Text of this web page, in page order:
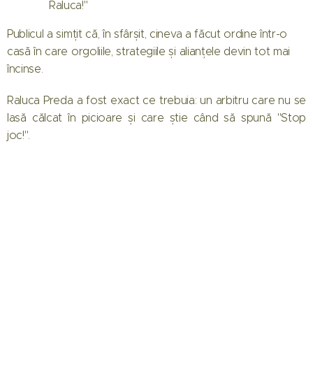
Raluca!"
Publicul a simțit că, în sfârșit, cineva a făcut ordine într-o
casă în care orgoliile, strategiile și alianțele devin tot mai
încinse.
Raluca Preda a fost exact ce trebuia: un arbitru care nu se
lasă călcat în picioare și care știe când să spună "Stop
joc!".